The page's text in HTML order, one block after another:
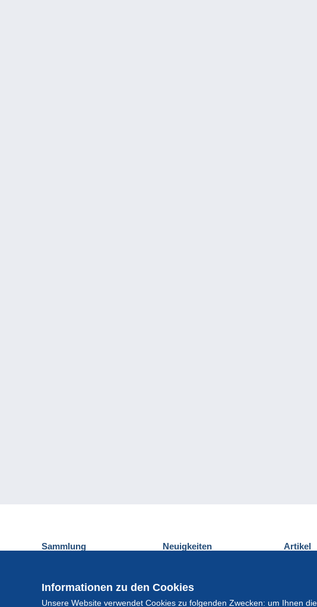
Informationen zu den Cookies
Unsere Website verwendet Cookies zu folgenden Zwecken: um Ihnen
Sammlung
Münzen und Banknoten
Neuigkeiten Artikel